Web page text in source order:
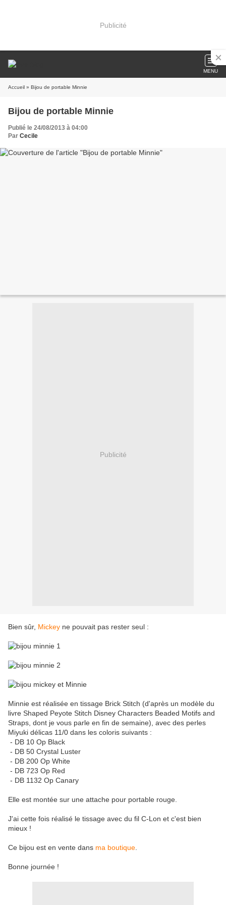
Publicité
MENU
Accueil » Bijou de portable Minnie
Bijou de portable Minnie
Publié le 24/08/2013 à 04:00
Par Cecile
Publicité
Bien sûr, Mickey ne pouvait pas rester seul :
Minnie est réalisée en tissage Brick Stitch (d'après un modèle du
livre Shaped Peyote Stitch Disney Characters Beaded Motifs and
Straps, dont je vous parle en fin de semaine), avec des perles
Miyuki délicas 11/0 dans les coloris suivants :
- DB 10 Op Black
- DB 50 Crystal Luster
- DB 200 Op White
- DB 723 Op Red
- DB 1132 Op Canary
Elle est montée sur une attache pour portable rouge.
J'ai cette fois réalisé le tissage avec du fil C-Lon et c'est bien
mieux !
Ce bijou est en vente dans ma boutique
Bonne journée !